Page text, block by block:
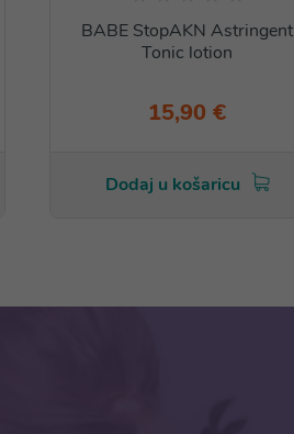
BABE StopAKN Astringent
Tonic lotion
15,90 €
Dodaj u košaricu